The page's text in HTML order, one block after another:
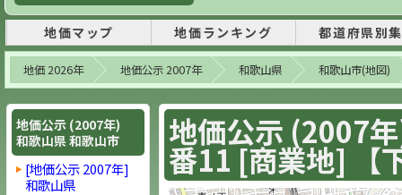
地価マップ 地価ランキング 都道府県別
地価 2026年 地価公示 2007年 和歌山県 和歌山市(地図)
地価公示 (2007
番11 [商業地] 【
地価公示 (2007年)
和歌山県 和歌山市
[地価公示 2007年]
和歌山県